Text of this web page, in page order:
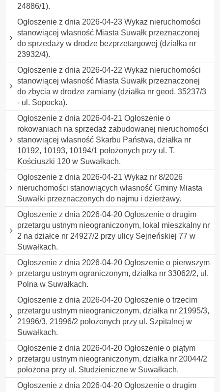
24886/1).
Ogłoszenie z dnia 2026-04-23 Wykaz nieruchomości
stanowiącej własność Miasta Suwałk przeznaczonej
do sprzedaży w drodze bezprzetargowej (działka nr
23932/4).
Ogłoszenie z dnia 2026-04-22 Wykaz nieruchomości
stanowiącej własność Miasta Suwałk przeznaczonej
do zbycia w drodze zamiany (działka nr geod. 35237/3
- ul. Sopocka).
Ogłoszenie z dnia 2026-04-21 Ogłoszenie o
rokowaniach na sprzedaż zabudowanej nieruchomości
stanowiącej własność Skarbu Państwa, działka nr
10192, 10193, 10194/1 położonych przy ul. T.
Kościuszki 120 w Suwałkach.
Ogłoszenie z dnia 2026-04-21 Wykaz nr 8/2026
nieruchomości stanowiących własność Gminy Miasta
Suwałki przeznaczonych do najmu i dzierżawy.
Ogłoszenie z dnia 2026-04-20 Ogłoszenie o drugim
przetargu ustnym nieograniczonym, lokal mieszkalny nr
2 na działce nr 24927/2 przy ulicy Sejneńskiej 77 w
Suwałkach.
Ogłoszenie z dnia 2026-04-20 Ogłoszenie o pierwszym
przetargu ustnym ograniczonym, działka nr 33062/2, ul.
Polna w Suwałkach.
Ogłoszenie z dnia 2026-04-20 Ogłoszenie o trzecim
przetargu ustnym nieograniczonym, działka nr 21995/3,
21996/3, 21996/2 położonych przy ul. Szpitalnej w
Suwałkach.
Ogłoszenie z dnia 2026-04-20 Ogłoszenie o piątym
przetargu ustnym nieograniczonym, działka nr 20044/2
położona przy ul. Studzieniczne w Suwałkach.
Ogłoszenie z dnia 2026-04-20 Ogłoszenie o drugim